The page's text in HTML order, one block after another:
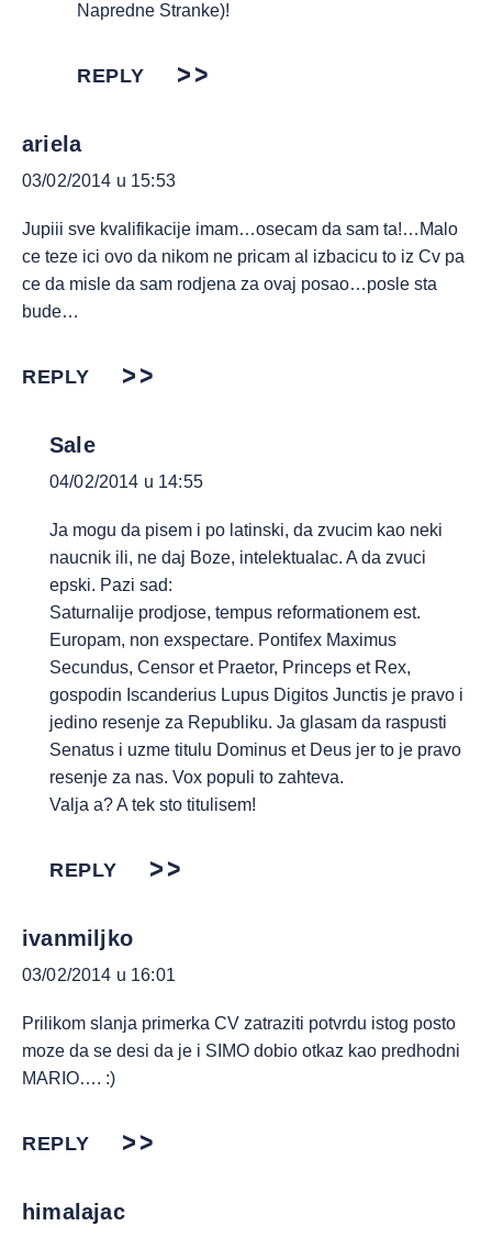
Napredne Stranke)!
REPLY
ariela
03/02/2014 u 15:53
Jupiii sve kvalifikacije imam…osecam da sam ta!…Malo
ce teze ici ovo da nikom ne pricam al izbacicu to iz Cv pa
ce da misle da sam rodjena za ovaj posao…posle sta
bude…
REPLY
Sale
04/02/2014 u 14:55
Ja mogu da pisem i po latinski, da zvucim kao neki
naucnik ili, ne daj Boze, intelektualac. A da zvuci
epski. Pazi sad:
Saturnalije prodjose, tempus reformationem est.
Europam, non exspectare. Pontifex Maximus
Secundus, Censor et Praetor, Princeps et Rex,
gospodin Iscanderius Lupus Digitos Junctis je pravo i
jedino resenje za Republiku. Ja glasam da raspusti
Senatus i uzme titulu Dominus et Deus jer to je pravo
resenje za nas. Vox populi to zahteva.
Valja a? A tek sto titulisem!
REPLY
ivanmiljko
03/02/2014 u 16:01
Prilikom slanja primerka CV zatraziti potvrdu istog posto
moze da se desi da je i SIMO dobio otkaz kao predhodni
MARIO…. :)
REPLY
himalajac